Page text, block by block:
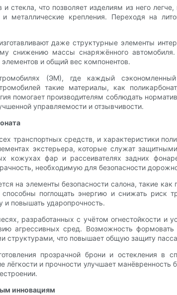
стекла, что позволяет изделиям из него
металлические крепления. Переходя на
даже структурные элементы
снижению массы снаряжённого
и общий вес компонентов.
(ЭМ), где каждый
такие материалы, как
помогает производителям соблюдать
управляемости и отзывчивости.
транспортных средств, и характеристики
экстерьера, которые служат
кожухах фар и рассеивателях задних
необходимую для безопасности
на элементы безопасности салона, такие
способны поглощать энергию и снижать
и повышать ударопрочность.
разработанных с учётом огнестойкости и
агрессивных сред. Возможность
структурами, что повышает общую защиту
прозрачной брони и остекления в
лёгкости и прочности улучшает
инновациям